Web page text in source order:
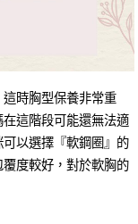
時胸型保養非常重
這階段可能還無法適
以選擇『軟鋼圈』的
度較好，對於軟胸的